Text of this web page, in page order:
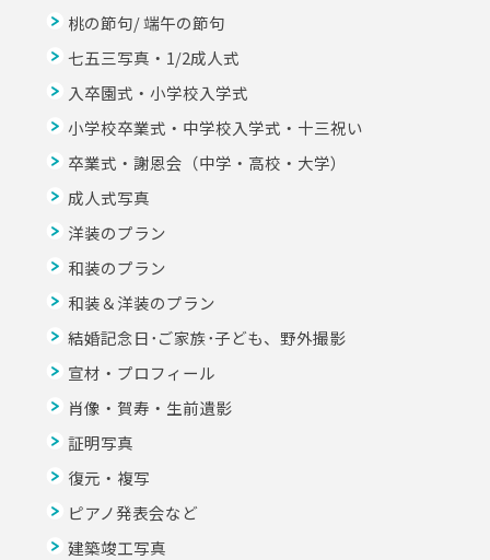
桃の節句/ 端午の節句
七五三写真・1/2成人式
入卒園式・小学校入学式
小学校卒業式・中学校入学式・十三祝い
卒業式・謝恩会（中学・高校・大学）
成人式写真
洋装のプラン
和装のプラン
和装＆洋装のプラン
結婚記念日･ご家族･子ども、野外撮影
宣材・プロフィール
肖像・賀寿・生前遺影
証明写真
復元・複写
ピアノ発表会など
建築竣工写真